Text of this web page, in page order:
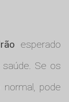
esperado
Se os
pode